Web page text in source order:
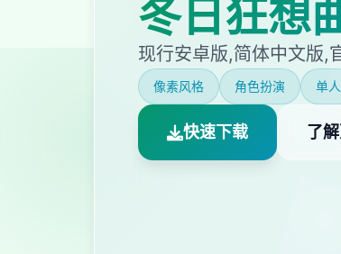
冬日狂想
现行安卓版,简体中文版,
像素风格 角色扮演 单人
快速下载 了